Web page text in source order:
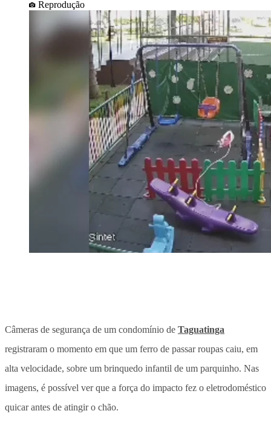
Reprodução
Câmeras de segurança de um condomínio de Taguatinga
registraram o momento em que um ferro de passar roupas caiu, em
alta velocidade, sobre um brinquedo infantil de um parquinho. Nas
imagens, é possível ver que a força do impacto fez o eletrodoméstico
quicar antes de atingir o chão.